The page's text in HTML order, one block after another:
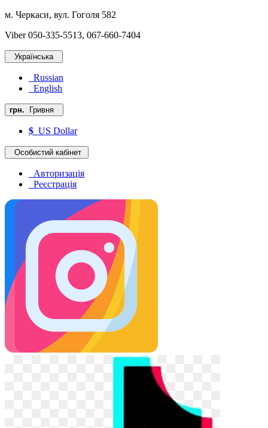
м. Черкаси, вул. Гоголя 582
Viber 050-335-5513, 067-660-7404
Українська
Russian
English
грн. Гривня
$ US Dollar
Особистий кабінет
Авторизація
Реєстрація